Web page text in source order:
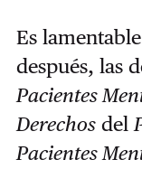
Es
después, las
Pacientes
Derechosdel
Pacientes